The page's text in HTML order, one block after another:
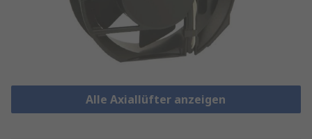
Alle Axiallüfter anzeigen